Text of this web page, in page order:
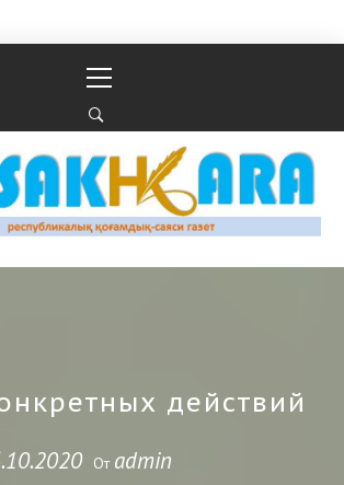
меню
қоғамдық-саяси газеті
действий
От admin